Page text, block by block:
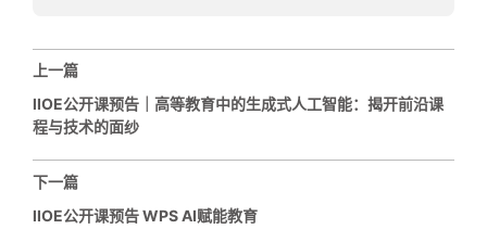
上一篇
IIOE公开课预告｜高等教育中的生成式人工智能：揭开前沿课
程与技术的面纱
下一篇
IIOE公开课预告 WPS AI赋能教育